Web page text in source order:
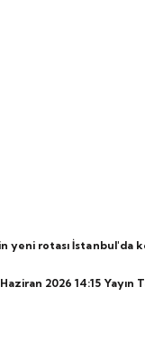
yeni rotası İstanbul'da
2026 14:15 Yayın